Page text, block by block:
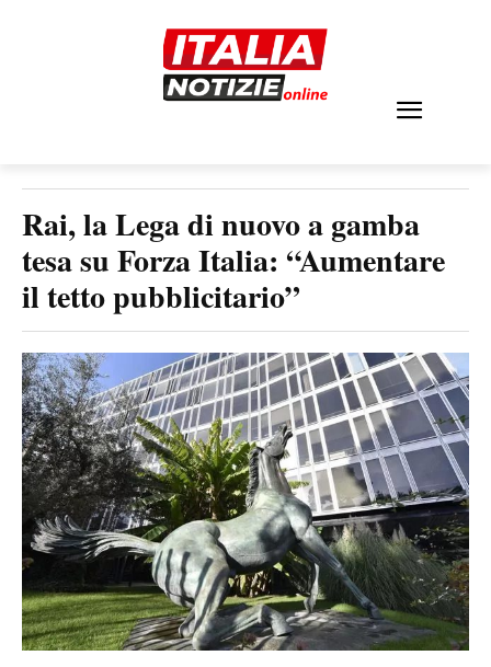
Rai, la Lega di nuovo a gamba
tesa su Forza Italia: “Aumentare
il tetto pubblicitario”